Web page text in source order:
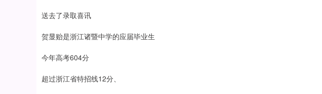
送去了录取喜讯
贺显贻是浙江诸暨中学的应届毕业生
今年高考604分
超过浙江省特招线12分、